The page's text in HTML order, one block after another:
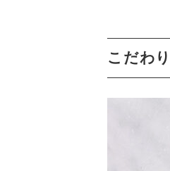
こだわ